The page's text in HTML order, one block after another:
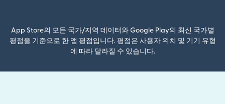
App Store의 모든 국가/지역 데이터와 Google Play의 최신 국가별
평점을 기준으로 한 앱 평점입니다. 평점은 사용자 위치 및 기기 유형
에 따라 달라질 수 있습니다.